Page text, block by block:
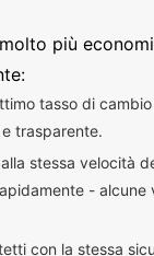
più
tasso di
trasparente.
stessa velocità
- alcune
con la stessa